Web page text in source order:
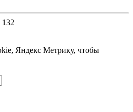
Яндекс Метрику, чтобы